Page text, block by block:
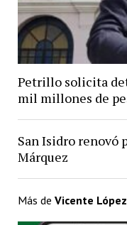
Petrillo solicita
mil millones de
San Isidro renovó
Márquez
Más de Vicente López